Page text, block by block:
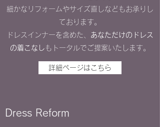
細かなリフォームやサイズ直しなどもお承りし
ております。
ド レスインナーを含めた、 あなただけのドレス
の着こなし もトータルでご提案いたします。
詳細ページはこちら
​Dress Reform